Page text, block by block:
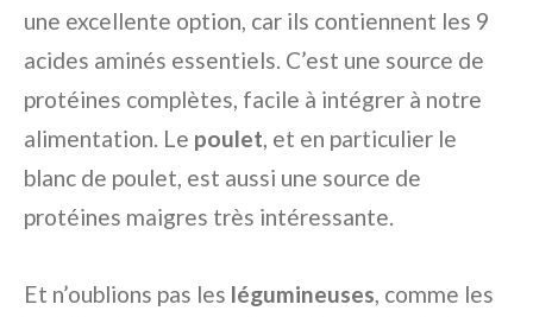
une excellente option, car ils contiennent les 9
acides aminés essentiels. C’est une source de
protéines complètes, facile à intégrer à notre
alimentation. Le poulet, et en particulier le
blanc de poulet, est aussi une source de
protéines maigres très intéressante.
Et n’oublions pas les légumineuses, comme les